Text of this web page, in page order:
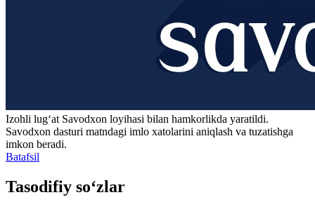
Izohli lugʻat Savodxon loyihasi bilan hamkorlikda yaratildi.
Savodxon dasturi matndagi imlo xatolarini aniqlash va tuzatishga
imkon beradi.
Batafsil
Tasodifiy so‘zlar